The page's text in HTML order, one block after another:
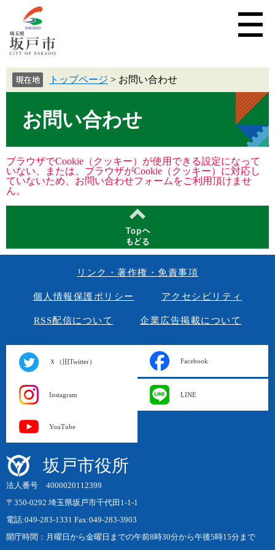
トップページ > お問い合わせ
お問い合わせ
ブラウザでCookie（クッキー）が使用できる設定になって
いない、または、ブラウザがCookie（クッキー）に対応し
ていないため、お問い合わせフォームをご利用頂けませ
ん。
リンク・著作権・免責事項
個人情報保護ポリシー アクセシビリティ
RSS配信について 企業広告掲載について
Ｘ（旧Twitter） Facebook
Instagram LINE
YouTube
坂戸市役所
法人番号 4000020112399
〒350-0292 埼玉県坂戸市千代田1-1-1
電話:049-283-1331 Fax:049-283-3903
開庁時間：月曜日から金曜日までの午前8時30分から午後5時15分まで